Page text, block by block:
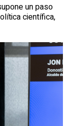
un paso
científica,